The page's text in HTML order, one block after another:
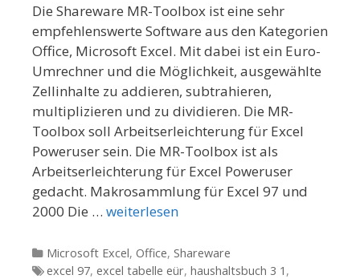
Die Shareware MR-Toolbox ist eine sehr
empfehlenswerte Software aus den Kategorien
Office, Microsoft Excel. Mit dabei ist ein Euro-
Umrechner und die Möglichkeit, ausgewählte
Zellinhalte zu addieren, subtrahieren,
multiplizieren und zu dividieren. Die MR-
Toolbox soll Arbeitserleichterung für Excel
Poweruser sein. Die MR-Toolbox ist als
Arbeitserleichterung für Excel Poweruser
gedacht. Makrosammlung für Excel 97 und
2000 Die … weiterlesen
Kategorien
Microsoft Excel, Office, Shareware
Tags
excel 97, excel tabelle eür, haushaltsbuch 3 1 ,